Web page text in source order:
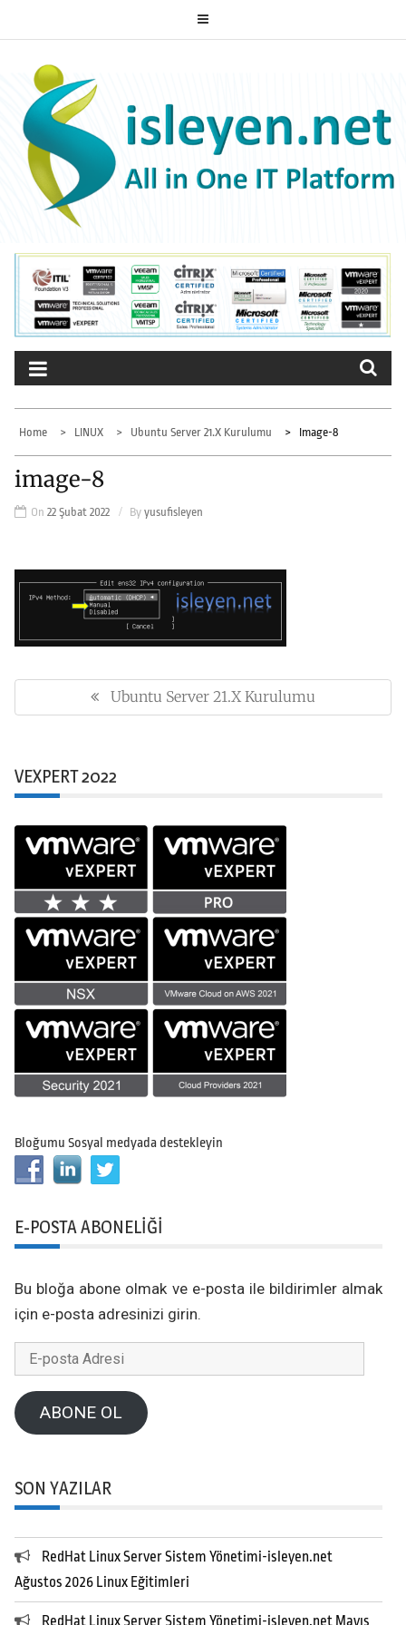
to
ISLEYEN.NET
All-in-One IT Platform
Home LINUX Ubuntu Server 21.x Kurulumu Image-8
image-8
On 22 Şubat 2022 By yusufisleyen
Previous
Post:
Ubuntu Server 21.x Kurulumu
VEXPERT 2022
Bloğumu Sosyal medyada destekleyin
E-POSTA ABONELIĞI
Bu bloğa abone olmak ve e-posta ile bildirimler almak
için e-posta adresinizi girin.
posta
AdresiABONE OL
SON YAZILAR
RedHat Linux Server Sistem Yönetimi-isleyen.net
Ağustos 2026 Linux Eğitimleri
RedHat Linux Server Sistem Yönetimi-isleyen.net Mayıs